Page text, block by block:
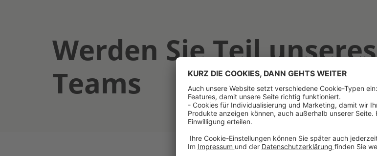
Werden Sie Teil unseres
Teams